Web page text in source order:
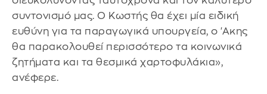
συντονισμό μας. Ο Κωστής θα έχει μία ειδική
ευθύνη για τα παραγωγικά υπουργεία, ο 'Ακης
θα παρακολουθεί περισσότερο τα κοινωνικά
ζητήματα και τα θεσμικά χαρτοφυλάκια»,
ανέφερε.